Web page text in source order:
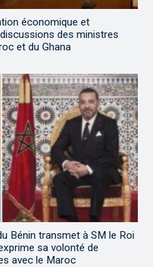
économique et
des ministres
et du Ghana
Bénin transmet à SM le Roi
sa volonté de
avec le Maroc